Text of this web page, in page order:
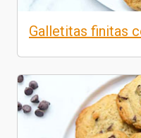
Galletitas finitas